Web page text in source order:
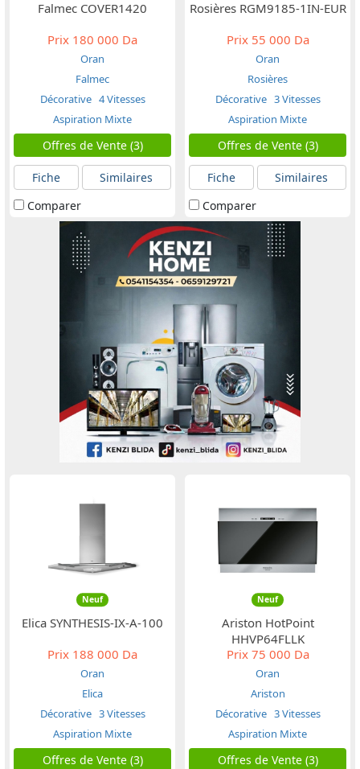
Falmec COVER1420
Prix 180 000 Da
Oran
Falmec
Décorative 4 Vitesses
Aspiration Mixte
Offres de Vente (3)
Fiche
Similaires
Comparer
Rosières RGM9185-1IN-EUR
Prix55 000 Da
Oran
Rosières
Décorative 3 Vitesses
Aspiration Mixte
Offres de Vente (3)
Fiche
Similaires
Comparer
Neuf
Elica SYNTHESIS-IX-A-100
Prix 188 000 Da
Oran
Elica
Décorative 3 Vitesses
Aspiration Mixte
Offres de Vente (3)
Neuf
Ariston HotPoint
HHVP64FLLK
Prix75 000 Da
Oran
Ariston
Décorative 3 Vitesses
Aspiration Mixte
Offres de Vente (3)